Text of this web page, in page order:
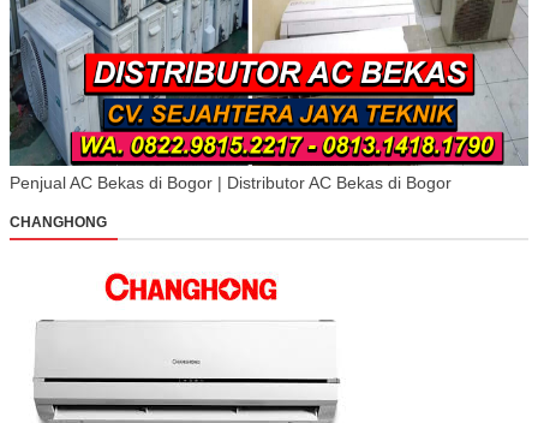
Penjual AC Bekas di Bogor | Distributor AC Bekas di Bogor
CHANGHONG